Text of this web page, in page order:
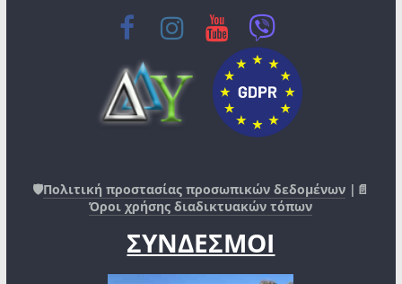
🛡️Πολιτική προστασίας προσωπικών δεδομένων |📄
Όροι χρήσης διαδικτυακών τόπων
ΣΥΝΔΕΣΜΟΙ